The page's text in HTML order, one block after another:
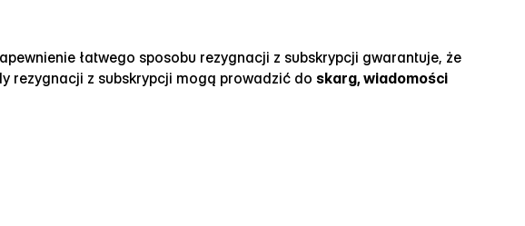
łatwego sposobu rezygnacji z subskrypcji gwarantuje, że
rezygnacji z subskrypcji mogą prowadzić do skarg, wiadomości